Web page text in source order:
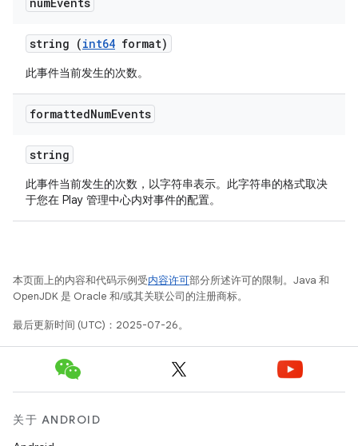
string (int64 format)
此事件当前发生的次数。
formattedNumEvents
string
此事件当前发生的次数，以字符串表示。此字符串的格式取决
于您在 Play 管理中心内对事件的配置。
本页面上的内容和代码示例受内容许可部分所述许可的限制。Java 和
OpenJDK 是 Oracle 和/或其关联公司的注册商标。
最后更新时间 (UTC)：2025-07-26。
关于 ANDROID